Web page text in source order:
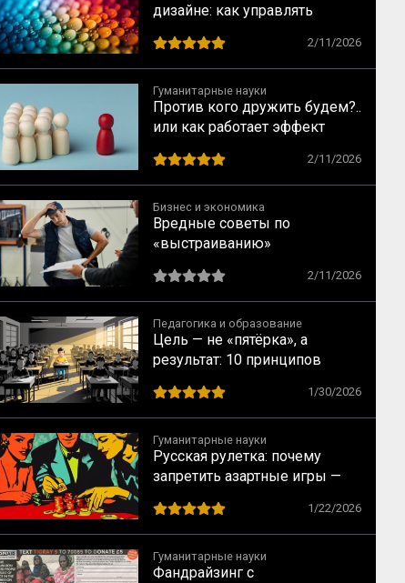
дизайне: как управлять
2/11/2026
Гуманитарные науки
Против кого дружить будем?..
или как работает эффект
2/11/2026
Бизнес и экономика
Вредные советы по
«выстраиванию»
века
2/11/2026
Педагогика и образование
Цель — не «пятёрка», а
результат: 10 принципов
обучении
1/30/2026
Гуманитарные науки
Русская рулетка: почему
запретить азартные игры —
понедельники
1/22/2026
Гуманитарные науки
Фандрайзинг с